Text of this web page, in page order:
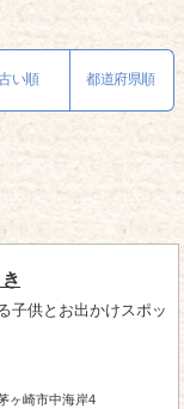
い順 都道府県順
子供とお出かけスポッ
ヶ崎市中海岸4